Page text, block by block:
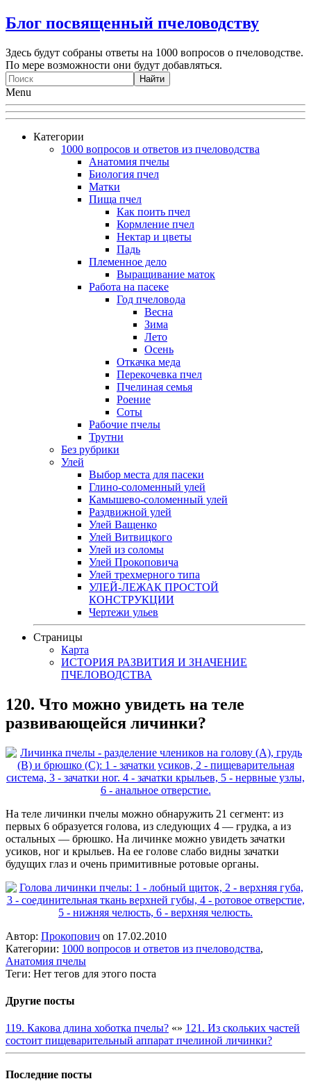
Блог посвященный пчеловодству
Здесь будут собраны ответы на 1000 вопросов о пчеловодстве.
По мере возможности они будут добавляться.
Menu
Категории
1000 вопросов и ответов из пчеловодства
Анатомия пчелы
Биология пчел
Матки
Пища пчел
Как поить пчел
Кормление пчел
Нектар и цветы
Падь
Племенное дело
Выращивание маток
Работа на пасеке
Год пчеловода
Весна
Зима
Лето
Осень
Откачка меда
Перекочевка пчел
Пчелиная семья
Роение
Соты
Рабочие пчелы
Трутни
Без рубрики
Улей
Выбор места для пасеки
Глино-соломенный улей
Камышево-соломенный улей
Раздвижной улей
Улей Ващенко
Улей Витвицкого
Улей из соломы
Улей Прокоповича
Улей трехмерного типа
УЛЕЙ-ЛЕЖАК ПРОСТОЙ
КОНСТРУКЦИИ
Чертежи ульев
Страницы
Карта
ИСТОРИЯ РАЗВИТИЯ И ЗНАЧЕНИЕ
ПЧЕЛОВОДСТВА
120. Что можно увидеть на теле
развивающейся личинки?
На теле личинки пчелы можно обнаружить 21 сегмент: из
первых 6 образуется голова, из следующих 4 — грудка, а из
остальных — брюшко. На личинке можно увидеть зачатки
усиков, ног и крыльев. На ее голове слабо видны зачатки
будущих глаз и очень примитивные ротовые органы.
Автор: Прокопович on 17.02.2010
Категории: 1000 вопросов и ответов из пчеловодства,
Анатомия пчелы
Теги: Нет тегов для этого поста
Другие посты
119. Какова длина хоботка пчелы? «» 121. Из скольких частей
состоит пищеварительный аппарат пчелиной личинки?
Последние посты